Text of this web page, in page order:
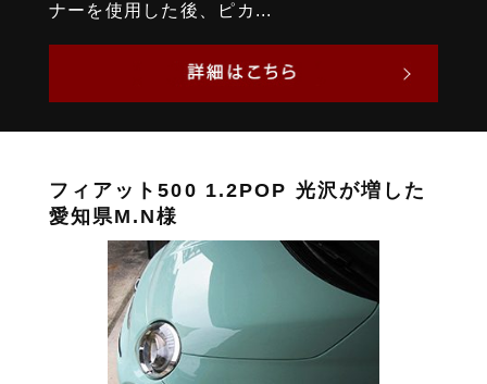
ナーを使用した後、ピカ...
フィアット500 1.2POP 光沢が増した
愛知県M.N様